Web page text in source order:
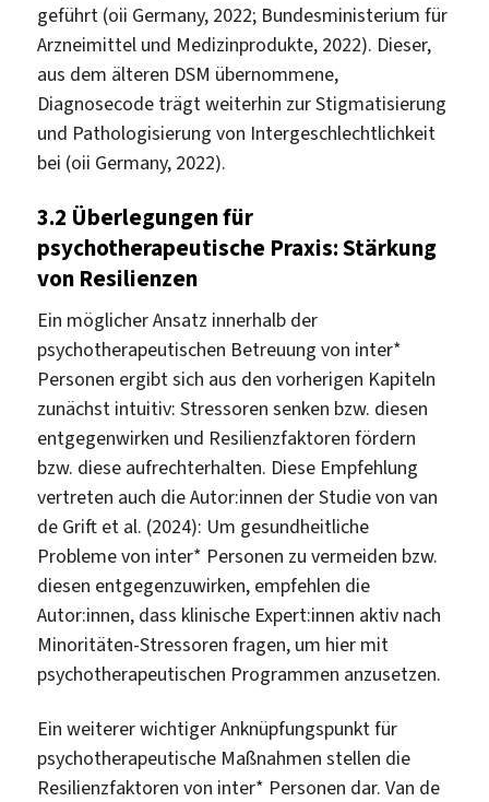
geführt (oii Germany, 2022; Bundesministerium für
Arzneimittel und Medizinprodukte, 2022). Dieser,
aus dem älteren DSM übernommene,
Diagnosecode trägt weiterhin zur Stigmatisierung
und Pathologisierung von Intergeschlechtlichkeit
bei (oii Germany, 2022).
3.2 Überlegungen für
psychotherapeutische Praxis: Stärkung
von Resilienzen
Ein möglicher Ansatz innerhalb der
psychotherapeutischen Betreuung von inter*
Personen ergibt sich aus den vorherigen Kapiteln
zunächst intuitiv: Stressoren senken bzw. diesen
entgegenwirken und Resilienzfaktoren fördern
bzw. diese aufrechterhalten. Diese Empfehlung
vertreten auch die Autor:innen der Studie von van
de Grift et al. (2024): Um gesundheitliche
Probleme von inter* Personen zu vermeiden bzw.
diesen entgegenzuwirken, empfehlen die
Autor:innen, dass klinische Expert:innen aktiv nach
Minoritäten-Stressoren fragen, um hier mit
psychotherapeutischen Programmen anzusetzen.
Ein weiterer wichtiger Anknüpfungspunkt für
psychotherapeutische Maßnahmen stellen die
Resilienzfaktoren von inter* Personen dar. Van de